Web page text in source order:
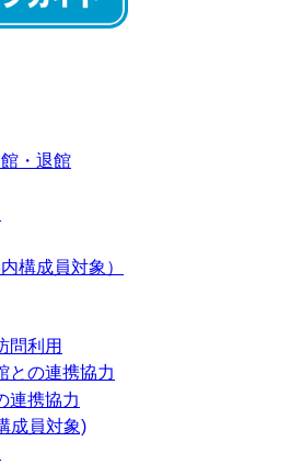
・退館
構成員対象）
問利用
との連携協力
連携協力
成員対象)